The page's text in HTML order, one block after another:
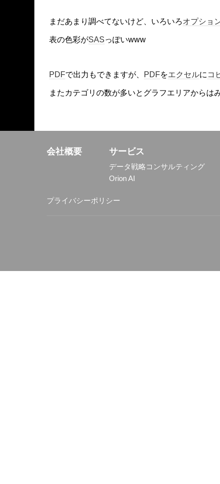
まだあまり調べてないけど、いろいろオプショ
表の色彩がSASっぽいwww
PDFで出力もできますが、 PDFをエクセルに コ
またカテゴリの数が多いとグラフエリアからは
会社概要 サービス
データ戦略コンサルティング
Orion AI
プライバシーポリシー